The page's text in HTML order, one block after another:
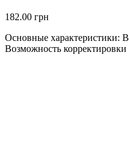
182.00 грн
Основные характеристики:
Возможность корректировки